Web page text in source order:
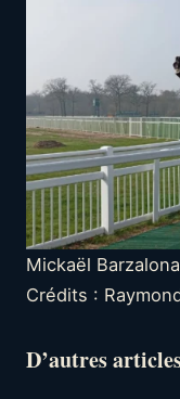
Mickaël
Crédits :
D’autres